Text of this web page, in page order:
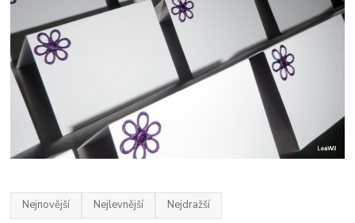
Nejnovější Nejlevnější Nejdražší